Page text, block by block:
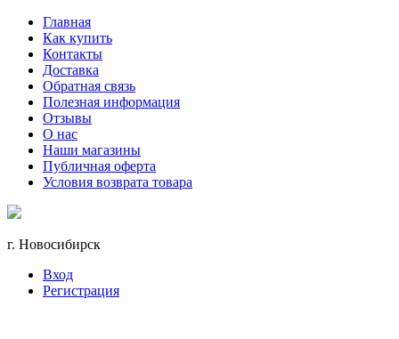
Главная
Как купить
Контакты
Доставка
Обратная связь
Полезная информация
Отзывы
О нас
Наши магазины
Публичная оферта
Условия возврата товара
г. Новосибирск
Вход
Регистрация